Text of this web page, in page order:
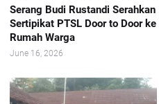
Serang Budi Rustandi Serahkan
Sertipikat PTSL Door to Door ke
Rumah Warga
June 16, 2026